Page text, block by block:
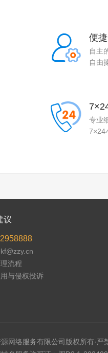
便
自主
自由
专业
7×24
议
流程
与侵权投诉
网络服务有限公司版权所有·严